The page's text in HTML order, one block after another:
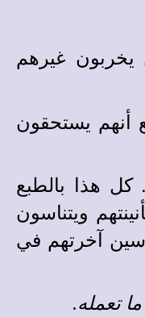
يخربون غيرهم
أنهم يستحقون
هذا بالطبع
ويتناسون
آخرتهم في
تعمله.